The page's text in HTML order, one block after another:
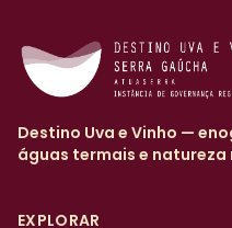
Destino Uva e Vinho —
águas termais e natureza
EXPLORAR